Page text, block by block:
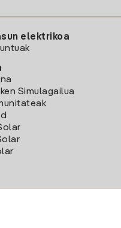
elektrikoa
Simulagailua